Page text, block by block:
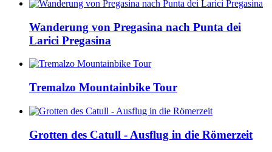
Wanderung von Pregasina nach Punta dei
Larici Pregasina
Tremalzo Mountainbike Tour
Grotten des Catull - Ausflug in die Römerzeit